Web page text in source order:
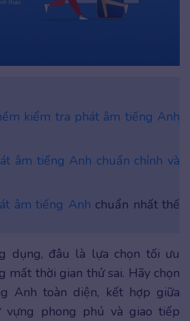
kiểm tra phát âm tiếng Anh
âm tiếng Anh chuẩn chỉnh và
âm tiếng Anh chuẩn nhất thế
dụng, đâu là lựa chọn tối ưu
mất thời gian thử sai. Hãy chọn
Anh toàn diện, kết hợp giữa
vựng phong phú và giao tiếp